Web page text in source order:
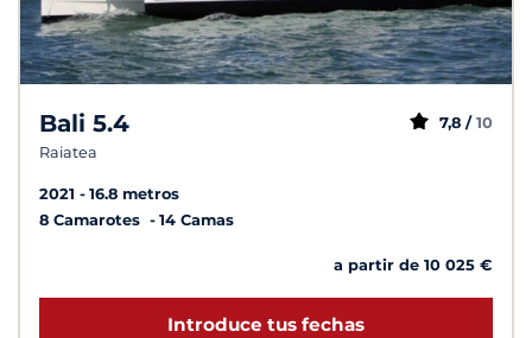
Bali 5.4
Raiatea
7,8 / 10
2021
16.8 metros
8 Camarotes
14 Camas
a partir de 10 025 €
Introduce tus fechas